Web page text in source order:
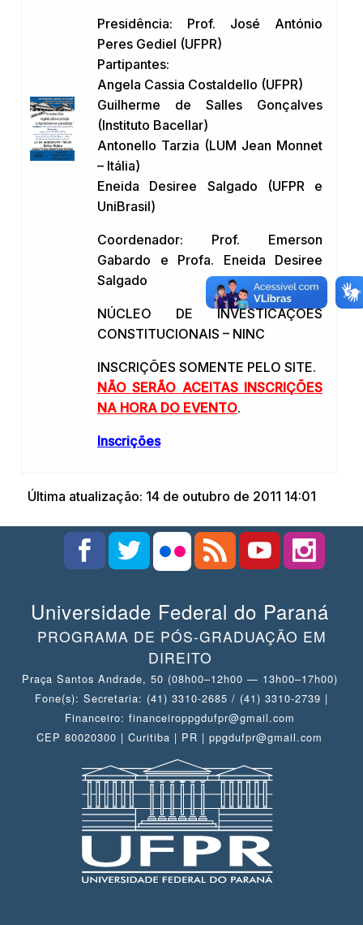
Presidência: Prof. José António
Peres Gediel (UFPR)
Partipantes:
Angela Cassia Costaldello (UFPR)
Guilherme de Salles Gonçalves
(Instituto Bacellar)
Antonello Tarzia (LUM Jean Monnet
– Itália)
Eneida Desiree Salgado (UFPR e
UniBrasil)
Coordenador: Prof. Emerson
Gabardo e Profa. Eneida Desiree
Salgado
NÚCLEO DE INVESTICAÇÕES
CONSTITUCIONAIS – NINC
INSCRIÇÕES SOMENTE PELO SITE.
NÃO SERÃO ACEITAS INSCRIÇÕES
NA HORA DO EVENTO.
Inscrições
Última atualização: 14 de outubro de 2011 14:01
Universidade Federal do Paraná
PROGRAMA DE PÓS-GRADUAÇÃO EM
DIREITO
Praça Santos Andrade, 50 (08h00–12h00 — 13h00–17h00)
Fone(s): Secretaria: (41) 3310-2685 / (41) 3310-2739 |
Financeiro: financeiroppgdufpr@gmail.com
CEP 80020300 | Curitiba | PR | ppgdufpr@gmail.com